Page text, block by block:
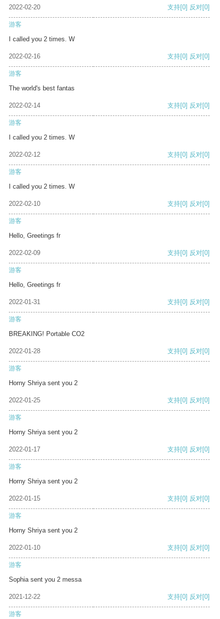
2022-02-20 支持[0] 反对[0]
游客
I called you 2 times. W
2022-02-16 支持[0] 反对[0]
游客
The world's best fantas
2022-02-14 支持[0] 反对[0]
游客
I called you 2 times. W
2022-02-12 支持[0] 反对[0]
游客
I called you 2 times. W
2022-02-10 支持[0] 反对[0]
游客
Hello, Greetings fr
2022-02-09 支持[0] 反对[0]
游客
Hello, Greetings fr
2022-01-31 支持[0] 反对[0]
游客
BREAKING! Portable CO2
2022-01-28 支持[0] 反对[0]
游客
Horny Shriya sent you 2
2022-01-25 支持[0] 反对[0]
游客
Horny Shriya sent you 2
2022-01-17 支持[0] 反对[0]
游客
Horny Shriya sent you 2
2022-01-15 支持[0] 反对[0]
游客
Horny Shriya sent you 2
2022-01-10 支持[0] 反对[0]
游客
Sophia sent you 2 messa
2021-12-22 支持[0] 反对[0]
游客